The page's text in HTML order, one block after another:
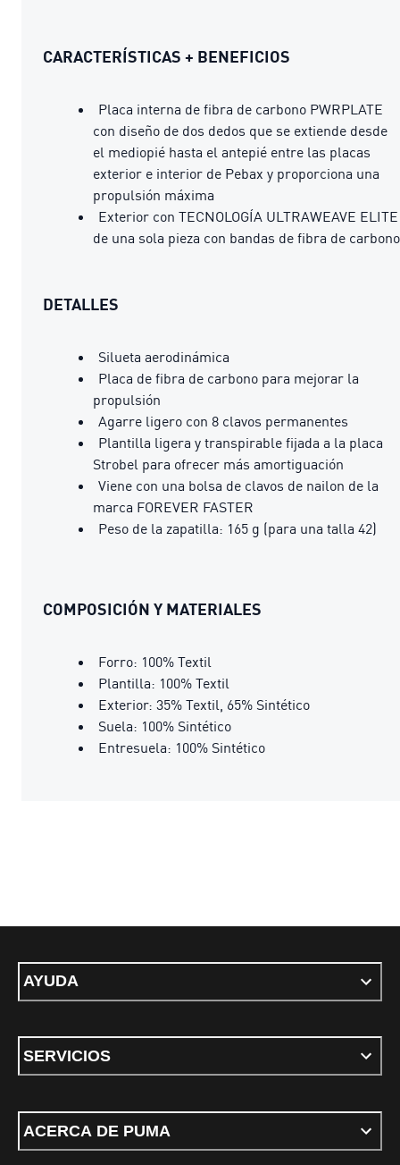
CARACTERÍSTICAS + BENEFICIOS
Placa interna de fibra de carbono PWRPLATE
con diseño de dos dedos que se extiende desde
el mediopié hasta el antepié entre las placas
exterior e interior de Pebax y proporciona una
propulsión máxima
Exterior con TECNOLOGÍA ULTRAWEAVE ELITE
de una sola pieza con bandas de fibra de carbono
DETALLES
Silueta aerodinámica
Placa de fibra de carbono para mejorar la
propulsión
Agarre ligero con 8 clavos permanentes
Plantilla ligera y transpirable fijada a la placa
Strobel para ofrecer más amortiguación
Viene con una bolsa de clavos de nailon de la
marca FOREVER FASTER
Peso de la zapatilla: 165 g (para una talla 42)
COMPOSICIÓN Y MATERIALES
Forro: 100% Textil
Plantilla: 100% Textil
Exterior: 35% Textil, 65% Sintético
Suela: 100% Sintético
Entresuela: 100% Sintético
AYUDA
SERVICIOS
ACERCA DE PUMA